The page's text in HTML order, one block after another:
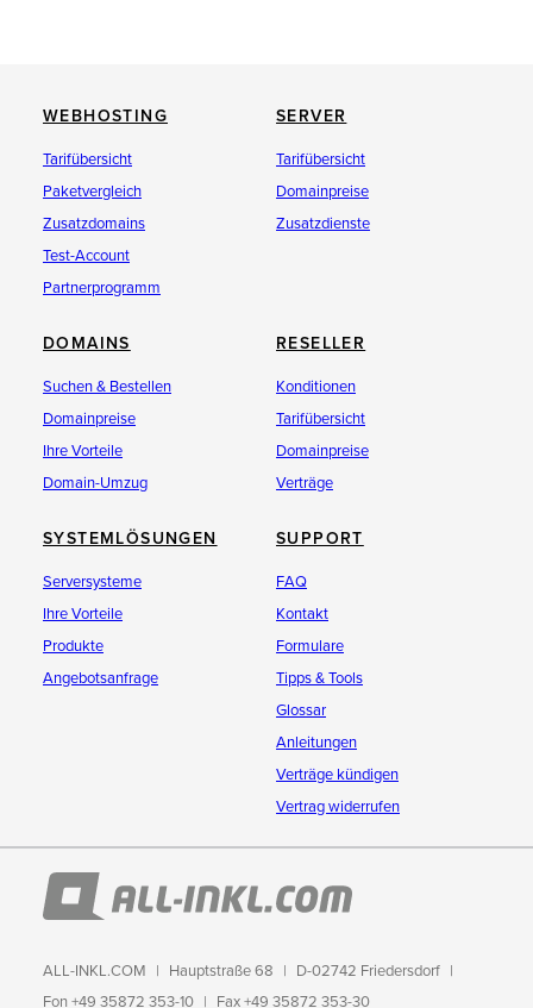
WEBHOSTING
Tarifübersicht
Paketvergleich
Zusatzdomains
Test-Account
Partnerprogramm
SERVER
Tarifübersicht
Domainpreise
Zusatzdienste
DOMAINS
Suchen & Bestellen
Domainpreise
Ihre Vorteile
Domain-Umzug
RESELLER
Konditionen
Tarifübersicht
Domainpreise
Verträge
SYSTEMLÖSUNGEN
Serversysteme
Ihre Vorteile
Produkte
Angebotsanfrage
SUPPORT
FAQ
Kontakt
Formulare
Tipps & Tools
Glossar
Anleitungen
Verträge kündigen
Vertrag widerrufen
ALL-INKL.COM Hauptstraße 68
D-02742 Friedersdorf
Fon +49 35872 353-10
Fax +49 35872 353-30